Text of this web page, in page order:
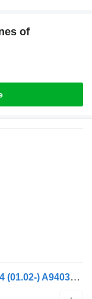
of
Mercedes-Benz Actros MP2/MP3 1844 (01.02-) A9403000004 gaspedaal voor Mercedes-Benz Actros, Axor MP1, MP2, MP3 (1996-2014) trekker